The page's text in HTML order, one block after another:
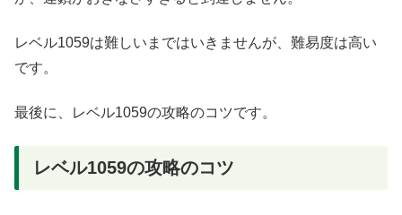
レベル1059は難しいまではいきませんが、難易度は高い
です。
最後に、レベル1059の攻略のコツです。
レベル1059の攻略のコツ